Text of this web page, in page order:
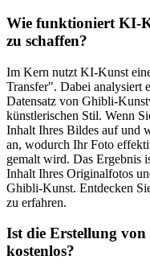
Wie funktioniert KI-
zu schaffen?
Im Kern nutzt KI-Kunst
Transfer". Dabei analysiert
Datensatz von Ghibli-
künstlerischen Stil. Wenn
Inhalt Ihres Bildes auf und
an, wodurch Ihr Foto
gemalt wird. Das Ergebnis
Inhalt Ihres Originalfotos
Ghibli-Kunst. Entdecken
zu erfahren.
Ist die Erstellung
kostenlos?